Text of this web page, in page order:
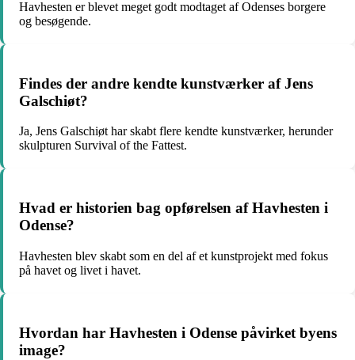
Havhesten er blevet meget godt modtaget af Odenses borgere
og besøgende.
Findes der andre kendte kunstværker af Jens
Galschiøt?
Ja, Jens Galschiøt har skabt flere kendte kunstværker, herunder
skulpturen Survival of the Fattest.
Hvad er historien bag opførelsen af Havhesten i
Odense?
Havhesten blev skabt som en del af et kunstprojekt med fokus
på havet og livet i havet.
Hvordan har Havhesten i Odense påvirket byens
image?